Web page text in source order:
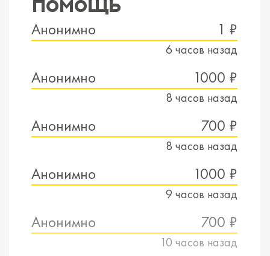
Анонимно 1 ₽
6 часов назад
Анонимно 1000 ₽
8 часов назад
Анонимно 700 ₽
8 часов назад
Анонимно 1000 ₽
9 часов назад
Анонимно 700 ₽
10 часов назад